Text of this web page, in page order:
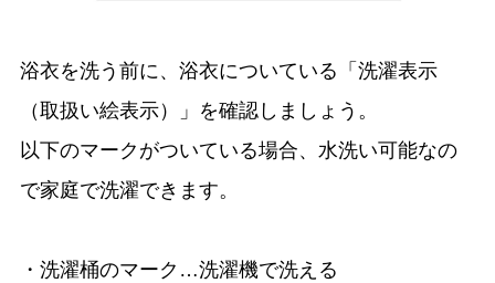
浴衣を洗う前に、浴衣についている「洗濯表示
（取扱い絵表示）」を確認しましょう。
以下のマークがついている場合、水洗い可能なの
で家庭で洗濯できます。
・洗濯桶のマーク…洗濯機で洗える